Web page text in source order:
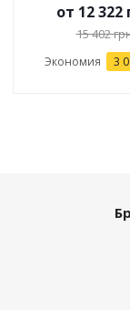
от 12 322
15 402
Экономия 3